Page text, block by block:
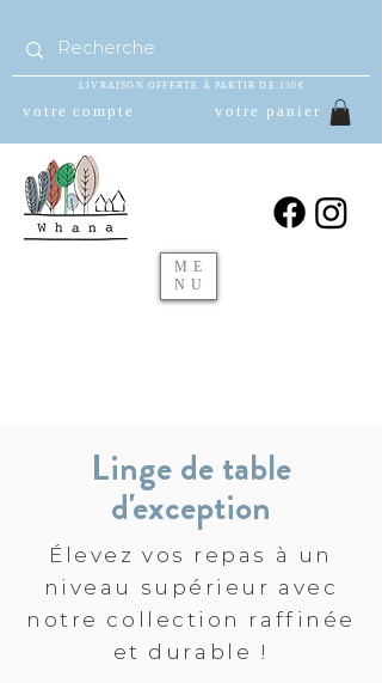
LIVRAISON OFFERTE À PARTIR DE 150€
votre compte votre panier
ME
NU
Linge de table
d'exception
Élevez vos repas à un
niveau supérieur avec
notre collection raffinée
et durable !